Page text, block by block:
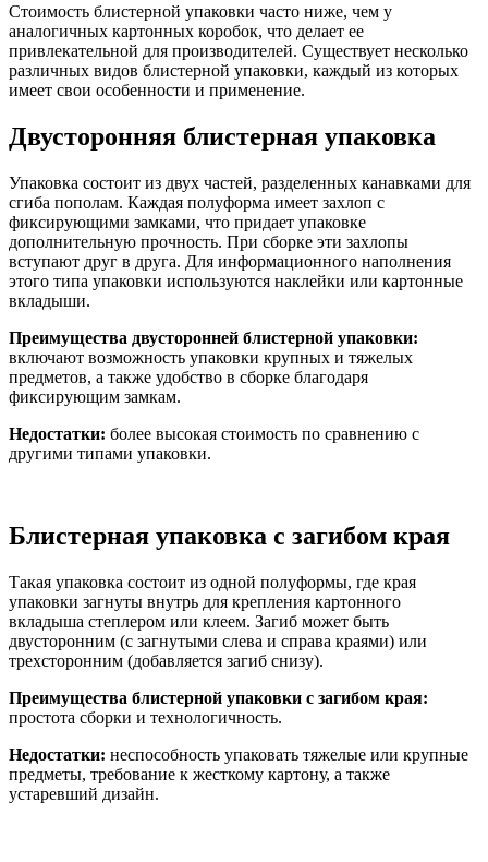
Стоимость блистерной упаковки часто ниже, чем у
аналогичных картонных коробок, что делает ее
привлекательной для производителей. Существует несколько
различных видов блистерной упаковки, каждый из которых
имеет свои особенности и применение.
Двусторонняя блистерная упаковка
Упаковка состоит из двух частей, разделенных канавками для
сгиба пополам. Каждая полуформа имеет захлоп с
фиксирующими замками, что придает упаковке
дополнительную прочность. При сборке эти захлопы
вступают друг в друга. Для информационного наполнения
этого типа упаковки используются наклейки или картонные
вкладыши.
Преимущества двусторонней блистерной упаковки:
включают возможность упаковки крупных и тяжелых
предметов, а также удобство в сборке благодаря
фиксирующим замкам.
Недостатки: более высокая стоимость по сравнению с
другими типами упаковки.
Блистерная упаковка с загибом края
Такая упаковка состоит из одной полуформы, где края
упаковки загнуты внутрь для крепления картонного
вкладыша степлером или клеем. Загиб может быть
двусторонним (с загнутыми слева и справа краями) или
трехсторонним (добавляется загиб снизу).
Преимущества блистерной упаковки с загибом края:
простота сборки и технологичность.
Недостатки: неспособность упаковать тяжелые или крупные
предметы, требование к жесткому картону, а также
устаревший дизайн.